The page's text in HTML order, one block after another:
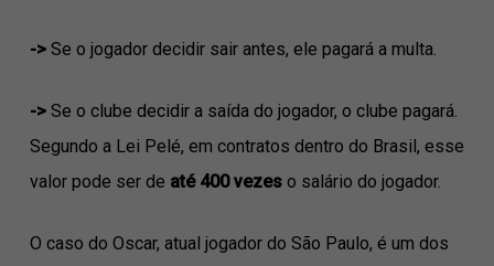
->Se o jogador decidir sair antes, ele pagará a multa.
->Se o clube decidir a saída do jogador, o clube pagará.
Segundo a Lei Pelé, em contratos dentro do Brasil, esse
valor pode ser de até 400 vezeso salário do jogador.
O caso do Oscar, atual jogador do São Paulo, é um dos